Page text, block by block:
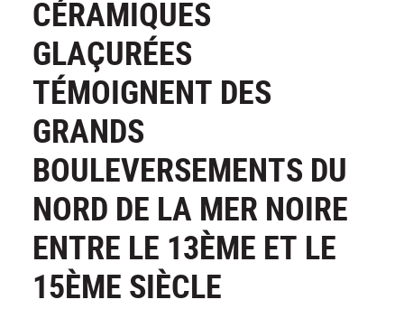
CÉRAMIQUES
GLAÇURÉES
TÉMOIGNENT DES
GRANDS
BOULEVERSEMENTS DU
NORD DE LA MER NOIRE
ENTRE LE 13ÈME ET LE
15ÈME SIÈCLE